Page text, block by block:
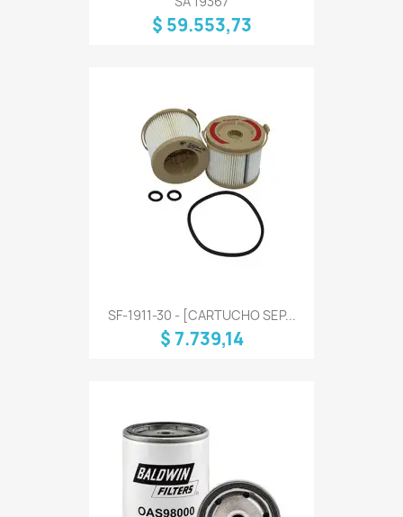
$ 59.553,73
SF-1911-30 - [CARTUCHO SEP...
$ 7.739,14